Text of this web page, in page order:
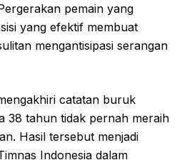
pemain yang
yang efektif membuat
mengantisipasi serangan
catatan buruk
38 tahun tidak pernah meraih
Hasil tersebut menjadi
Indonesia dalam